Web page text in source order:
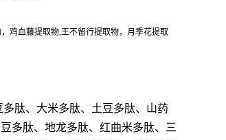
鸡血藤提取物,王不留行提取物，月季花提取
肽、大米多肽、土豆多肽、山药
多肽、地龙多肽、红曲米多肽、三